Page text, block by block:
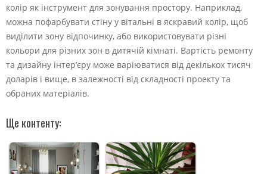
колір як інструмент для зонування простору. Наприклад,
можна пофарбувати стіну у вітальні в яскравий колір, щоб
виділити зону відпочинку, або використовувати різні
кольори для різних зон в дитячій кімнаті. Вартість ремонту
та дизайну інтер’єру може варіюватися від декількох тисяч
доларів і вище, в залежності від складності проекту та
обраних матеріалів.
Ще контенту: